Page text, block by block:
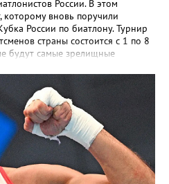
России. В этом
которому вновь поручили
России по биатлону. Турнир
страны состоится с 1 по 8
будут самые зрелищные